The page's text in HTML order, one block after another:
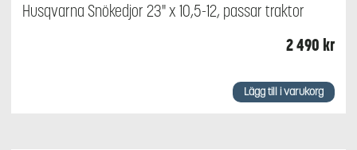
Husqvarna Snökedjor 23" x 10,5-12, passar traktor
2 490 kr
Lägg till i varukorg